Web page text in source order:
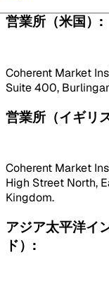
営業所（米国）:
Coherent Market
Suite 400,
営業所（イギリ
Coherent Market
High Street North,
Kingdom.
アジア太平洋イ
ド）: